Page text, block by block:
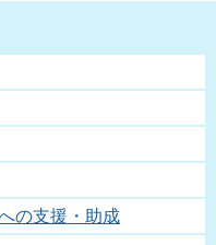
の支援・助成